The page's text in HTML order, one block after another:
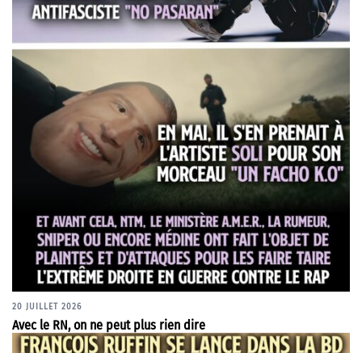
20 JUILLET 2026
Avec le RN, on ne peut plus rien dire